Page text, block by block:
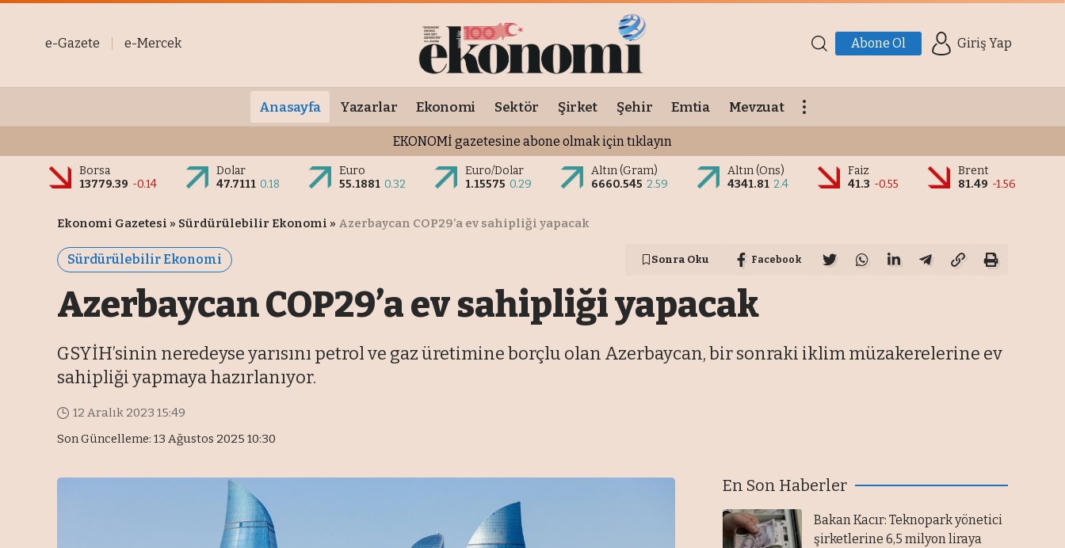
e-Gazete e-Mercek Abone Ol Giriş Yap
Anasayfa Yazarlar Ekonomi Sektör Şirket Şehir Emtia Mevzuat
EKONOMİ gazetesine abone olmak için tıklayın
Borsa
13779.39 -0.14
Dolar
47.7111 0.18
Euro
55.1881 0.32
Euro/Dolar
1.15575 0.29
Altın (Gram)
6660.545 2.59
Altın (Ons)
4341.81 2.4
Faiz
41.3 -0.55
Brent
81.49 -1.56
Ekonomi Gazetesi » Sürdürülebilir Ekonomi » Azerbaycan COP29’a ev sahipliği yapacak
Sürdürülebilir Ekonomi Sonra Oku Facebook
Azerbaycan COP29’a ev sahipliği yapacak
GSYİH’sinin neredeyse yarısını petrol ve gaz üretimine borçlu olan Azerbaycan, bir sonraki iklim müzakerelerine ev
sahipliği yapmaya hazırlanıyor.
Son Güncelleme: 13 Ağustos 2025 10:30
12 Aralık 2023 15:49
En Son Haberler
Bakan Kacır: Teknopark yönetici
şirketlerine 6,5 milyon liraya